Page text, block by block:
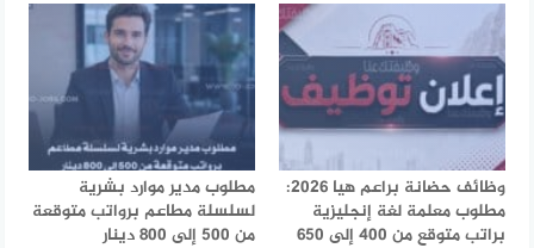
وظائف حضانة براعم هيا 2026:
مطلوب معلمة لغة إنجليزية
براتب متوقع من 400 إلى 650
مطلوب مدير موارد بشرية
لسلسلة مطاعم برواتب متوقعة
من 500 إلى 800 دينار